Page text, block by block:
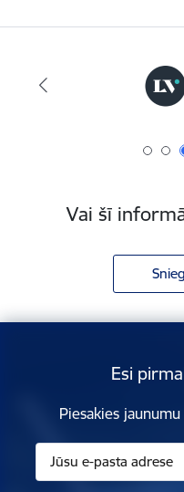
Vai šī
Esi
Piesakies